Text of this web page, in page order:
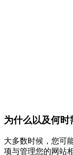
为什么以及何时
大多数时候，您可
项与管理您的网站